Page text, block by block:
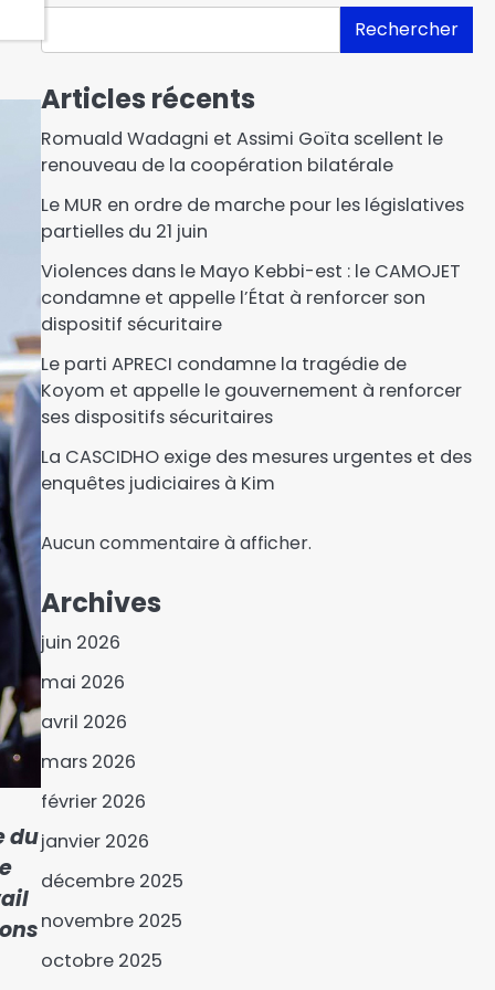
du
Rechercher
Articles récents
Romuald Wadagni et Assimi Goïta scellent le
renouveau de la coopération bilatérale
Le MUR en ordre de marche pour les législatives
partielles du 21 juin
Violences dans le Mayo Kebbi-est : le CAMOJET
condamne et appelle l’État à renforcer son
dispositif sécuritaire
Le parti APRECI condamne la tragédie de
Koyom et appelle le gouvernement à renforcer
ses dispositifs sécuritaires
La CASCIDHO exige des mesures urgentes et des
enquêtes judiciaires à Kim
Aucun commentaire à afficher.
Archives
juin 2026
mai 2026
avril 2026
mars 2026
février 2026
janvier 2026
décembre 2025
novembre 2025
octobre 2025
3
4